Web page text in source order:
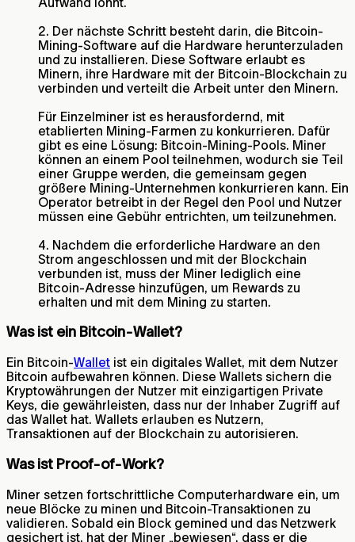
2. Der nächste Schritt besteht darin, die Bitcoin-
Mining-Software auf die Hardware herunterzuladen
und zu installieren. Diese Software erlaubt es
Minern, ihre Hardware mit der Bitcoin-Blockchain zu
verbinden und verteilt die Arbeit unter den Minern.
Für Einzelminer ist es herausfordernd, mit
etablierten Mining-Farmen zu konkurrieren. Dafür
gibt es eine Lösung: Bitcoin-Mining-Pools. Miner
können an einem Pool teilnehmen, wodurch sie Teil
einer Gruppe werden, die gemeinsam gegen
größere Mining-Unternehmen konkurrieren kann. Ein
Operator betreibt in der Regel den Pool und Nutzer
müssen eine Gebühr entrichten, um teilzunehmen.
4. Nachdem die erforderliche Hardware an den
Strom angeschlossen und mit der Blockchain
verbunden ist, muss der Miner lediglich eine
Bitcoin-Adresse hinzufügen, um Rewards zu
erhalten und mit dem Mining zu starten.
Was ist ein Bitcoin-Wallet?
Ein Bitcoin-Wallet ist ein digitales Wallet, mit dem Nutzer
Bitcoin aufbewahren können. Diese Wallets sichern die
Kryptowährungen der Nutzer mit einzigartigen Private
Keys, die gewährleisten, dass nur der Inhaber Zugriff auf
das Wallet hat. Wallets erlauben es Nutzern,
Transaktionen auf der Blockchain zu autorisieren.
Was ist Proof-of-Work?
Miner setzen fortschrittliche Computerhardware ein, um
neue Blöcke zu minen und Bitcoin-Transaktionen zu
validieren. Sobald ein Block gemined und das Netzwerk
gesichert ist, hat der Miner „bewiesen“, dass er die